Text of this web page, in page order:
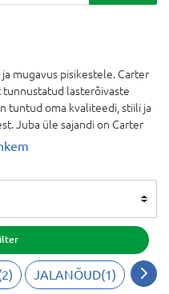
mugavus pisikestele. Carter
lasterõivaste
tuntud oma kvaliteedi, stiili ja
Juba üle sajandi on Carter
ja lastele, pidades
vabalt. See
laia valikut – igapäevariietest
riieteni.
2) JALANÕUD(1)